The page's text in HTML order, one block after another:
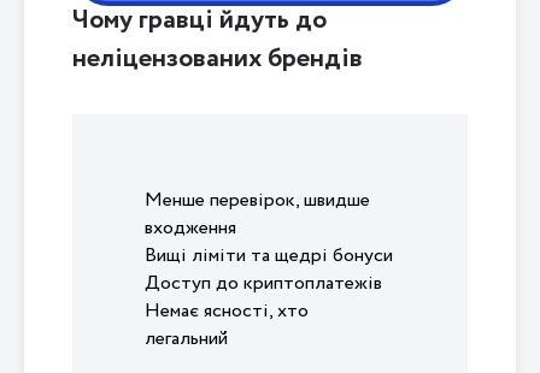
Чому гравці йдуть до
неліцензованих брендів
Менше перевірок, швидше
входження
Вищі ліміти та щедрі бонуси
Доступ до криптоплатежів
Немає ясності, хто
легальний